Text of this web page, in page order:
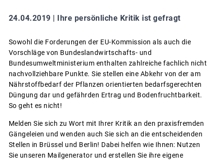
24.04.2019 | Ihre persönliche Kritik ist gefragt
Sowohl die Forderungen der EU-Kommission als auch die
Vorschläge von Bundeslandwirtschafts- und
Bundesumweltministerium enthalten zahlreiche fachlich nicht
nachvollziehbare Punkte. Sie stellen eine Abkehr von der am
Nährstoffbedarf der Pflanzen orientierten bedarfsgerechten
Düngung dar und gefährden Ertrag und Bodenfruchtbarkeit.
So geht es nicht!
Melden Sie sich zu Wort mit Ihrer Kritik an den praxisfremden
Gängeleien und wenden auch Sie sich an die entscheidenden
Stellen in Brüssel und Berlin! Dabei helfen wie Ihnen: Nutzen
Sie unseren Mailgenerator und erstellen Sie ihre eigene